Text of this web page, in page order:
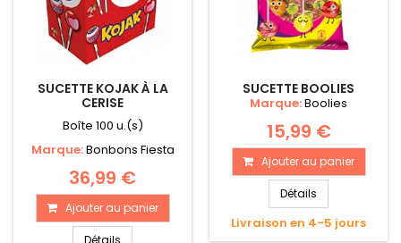
SUCETTE KOJAK À LA
CERISE
Boîte 100 u.(s)
Marque:Bonbons Fiesta
36,99 €
Ajouter au panier
Détails
SUCETTE BOOLIES
Marque:Boolies
15,99 €
Ajouter au panier
Détails
Livraison en 4-5 jours